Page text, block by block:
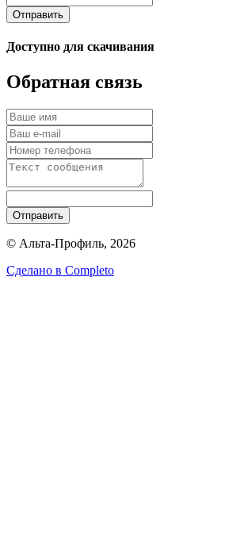
Отправить
Доступно для скачивания
Обратная связь
Отправить
© Альта-Профиль, 2026
Сделано в Completo